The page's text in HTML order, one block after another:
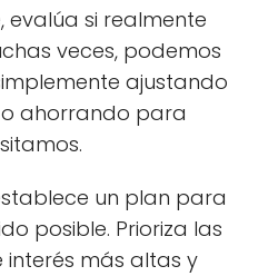
evalúa si realmente
veces, podemos
ajustando
ahorrando para
un plan para
posible. Prioriza las
más altas y